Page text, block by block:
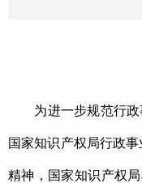
为进一步规范行政
国家知识产权局行政
精神，国家知识产权